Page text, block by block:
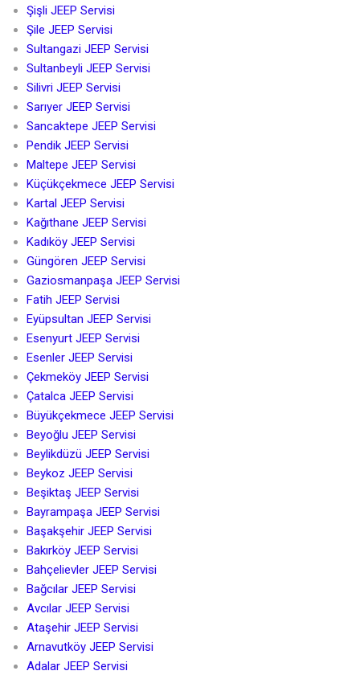
Şişli JEEP Servisi
Şile JEEP Servisi
Sultangazi JEEP Servisi
Sultanbeyli JEEP Servisi
Silivri JEEP Servisi
Sarıyer JEEP Servisi
Sancaktepe JEEP Servisi
Pendik JEEP Servisi
Maltepe JEEP Servisi
Küçükçekmece JEEP Servisi
Kartal JEEP Servisi
Kağıthane JEEP Servisi
Kadıköy JEEP Servisi
Güngören JEEP Servisi
Gaziosmanpaşa JEEP Servisi
Fatih JEEP Servisi
Eyüpsultan JEEP Servisi
Esenyurt JEEP Servisi
Esenler JEEP Servisi
Çekmeköy JEEP Servisi
Çatalca JEEP Servisi
Büyükçekmece JEEP Servisi
Beyoğlu JEEP Servisi
Beylikdüzü JEEP Servisi
Beykoz JEEP Servisi
Beşiktaş JEEP Servisi
Bayrampaşa JEEP Servisi
Başakşehir JEEP Servisi
Bakırköy JEEP Servisi
Bahçelievler JEEP Servisi
Bağcılar JEEP Servisi
Avcılar JEEP Servisi
Ataşehir JEEP Servisi
Arnavutköy JEEP Servisi
Adalar JEEP Servisi